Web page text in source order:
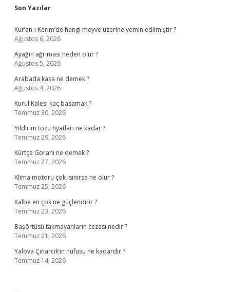
Sidebar
Son Yazılar
Kur’an-ı Kerim’de hangi meyve üzerine yemin edilmiştir ?
Ağustos 6, 2026
Ayağın ağrıması neden olur ?
Ağustos 5, 2026
Arabada kasa ne demek ?
Ağustos 4, 2026
Kurul Kalesi kaç basamak ?
Temmuz 30, 2026
Yıldırım tozu fiyatları ne kadar ?
Temmuz 29, 2026
Kürtçe Gorani ne demek ?
Temmuz 27, 2026
Klima motoru çok ısınırsa ne olur ?
Temmuz 25, 2026
Kalbe en çok ne güçlendirir ?
Temmuz 23, 2026
Başörtüsü takmayanların cezası nedir ?
Temmuz 21, 2026
Yalova Çınarcık’ın nüfusu ne kadardır ?
Temmuz 14, 2026